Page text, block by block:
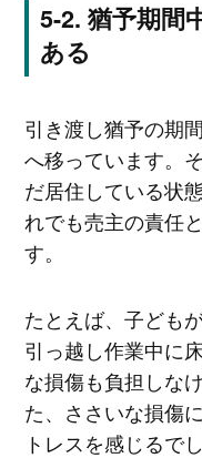
猶予期間
ある
引き渡し猶予の期
へ移っています。
だ居住している状
れでも売主の責任
す。
たとえば、子ども
引っ越し作業中に
な損傷も負担しな
た、ささいな損傷
トレスを感じるでし